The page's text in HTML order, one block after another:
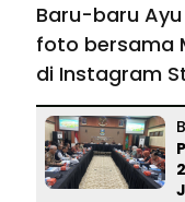
Baru-baru
foto bersama
di Instagram